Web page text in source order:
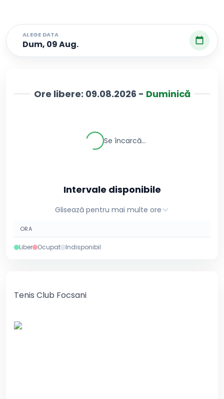
ALEGE DATA
Dum, 09 Aug.
Ore libere: 09.08.2026 - Duminică
Se încarcă...
Intervale disponibile
Glisează pentru mai multe ore
ORA
Liber Ocupat Indisponibil
Tenis Club Focsani